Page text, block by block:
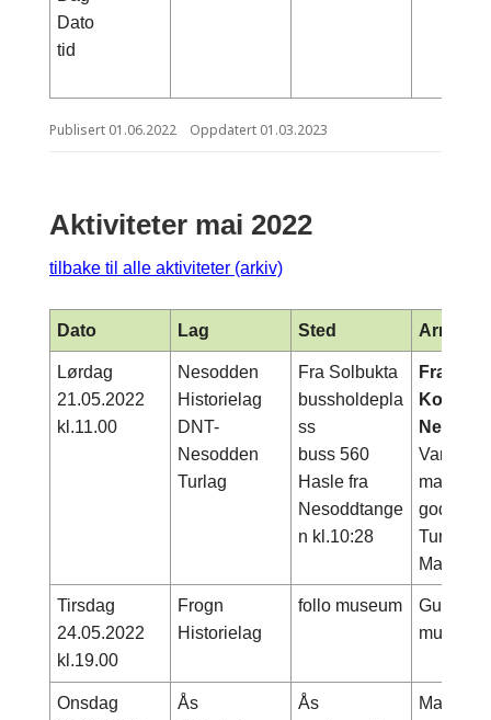
Dato
tid
Publisert 01.06.2022 Oppdatert 01.03.2023
Aktiviteter mai 2022
tilbake til alle aktiviteter (arkiv)
Dato Lag Sted
Lørdag
21.05.2022
kl.11.00
Nesodden
Historielag
DNT-
Nesodden
Turlag
Fra Solbukta
bussholdepla
ss
buss 560
Hasle fra
Nesoddtange
n kl.10:28
Fra
Varighet
mat,
gode sko
Tirsdag
24.05.2022
kl.19.00
Frogn
Historielag
follo museum
Guidet
museet.
Onsdag
Ås
Ås
Maria